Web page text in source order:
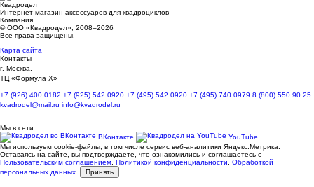
Квадродел
Интернет-магазин аксессуаров для квадроциклов
Компания
© ООО «Квадродел», 2008–2026
Все права защищены.
Карта сайта
Контакты
г. Москва,
ТЦ «Формула Х»
+7 (926) 400 0182 +7 (925) 542 0920 +7 (495) 542 0920 +7 (495) 740 0979 8 (800) 550 90 25
kvadrodel@mail.ru info@kvadrodel.ru
Мы в сети
ВКонтакте
YouTube
Мы используем cookie-файлы, в том числе сервис веб-аналитики Яндекс.Метрика.
Оставаясь на сайте, вы подтверждаете, что ознакомились и соглашаетесь с
Пользовательским соглашением, Политикой конфиденциальности, Обработкой
персональных данных. Принять